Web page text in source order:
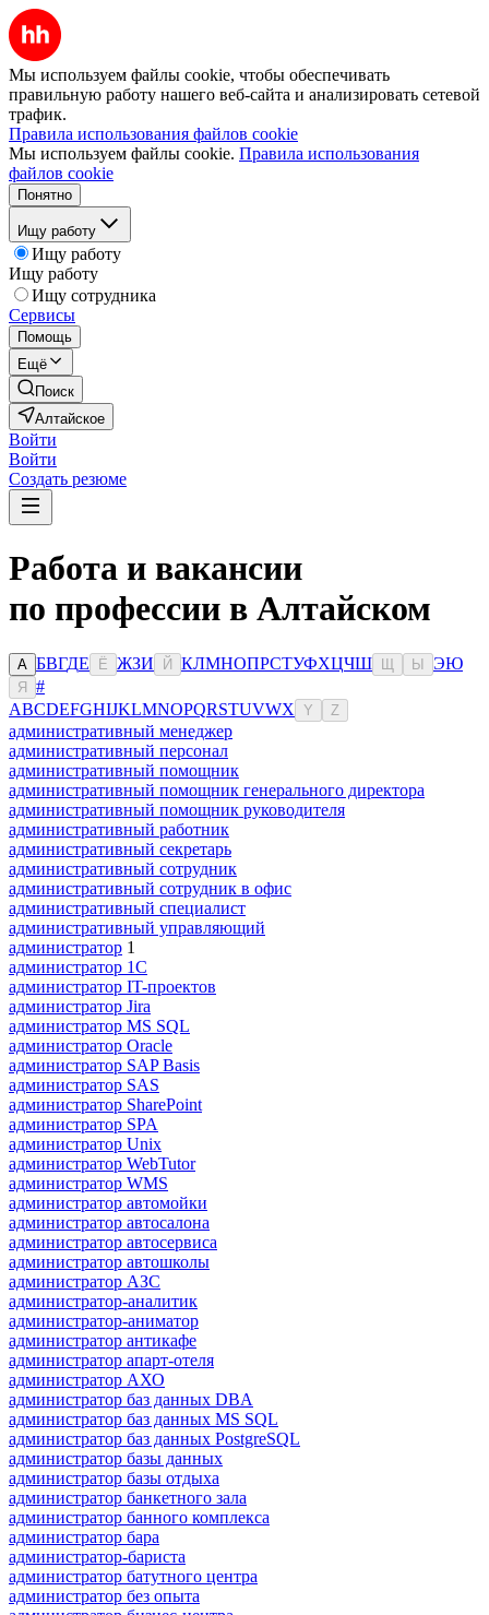
Мы используем файлы cookie, чтобы обеспечивать
правильную работу нашего веб-сайта и анализировать сетевой
трафик.
Правила использования файлов cookie
Мы используем файлы cookie. Правила использования
файлов cookie
Понятно
Ищу работу
Ищу работу
Ищу работу
Ищу сотрудника
Сервисы
Помощь
Ещё
Поиск
Алтайское
Войти
Войти
Создать резюме
Работа и вакансии
по профессии в Алтайском
А БВГДЕ Ё ЖЗИ Й КЛМНОПРСТУФХЦЧШ Ы ЭЮ
Я
#
ABCDEFGHIJKLMNOPQRSTUVWX Y Z
административный менеджер
административный персонал
административный помощник
административный помощник генерального директора
административный помощник руководителя
административный работник
административный секретарь
административный сотрудник
административный сотрудник в офис
административный специалист
административный управляющий
администратор 1
администратор 1С
администратор IT-проектов
администратор Jira
администратор MS SQL
администратор Oracle
администратор SAP Basis
администратор SAS
администратор SharePoint
администратор SPA
администратор Unix
администратор WebTutor
администратор WMS
администратор автомойки
администратор автосалона
администратор автосервиса
администратор автошколы
администратор АЗС
администратор-аналитик
администратор-аниматор
администратор антикафе
администратор апарт-отеля
администратор АХО
администратор баз данных DBA
администратор баз данных MS SQL
администратор баз данных PostgreSQL
администратор базы данных
администратор базы отдыха
администратор банкетного зала
администратор банного комплекса
администратор бара
администратор-бариста
администратор батутного центра
администратор без опыта